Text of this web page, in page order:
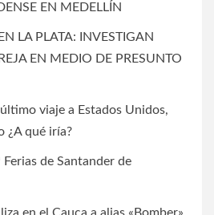
EN MEDELLÍN
LA PLATA: INVESTIGAN
EN MEDIO DE PRESUNTO
viaje a Estados Unidos,
¿A qué iría?
Ferias de Santander de